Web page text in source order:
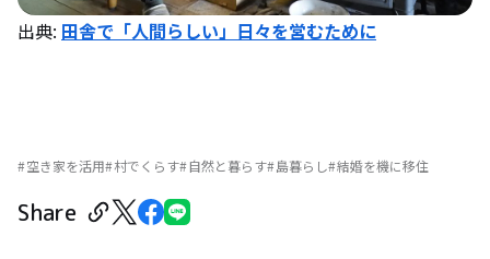
出典: 田舎で「人間らしい」日々を営むために
空き家を活用 村でくらす 自然と暮らす 島暮らし 結婚を機に移住
Share